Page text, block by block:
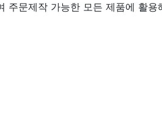
주문제작 가능한 모든 제품에 활용